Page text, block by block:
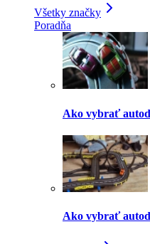
Všetky značky
Poradňa
Ako vybrať
Ako vybrať